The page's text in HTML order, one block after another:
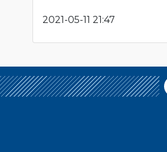
2021-05-11 21:47